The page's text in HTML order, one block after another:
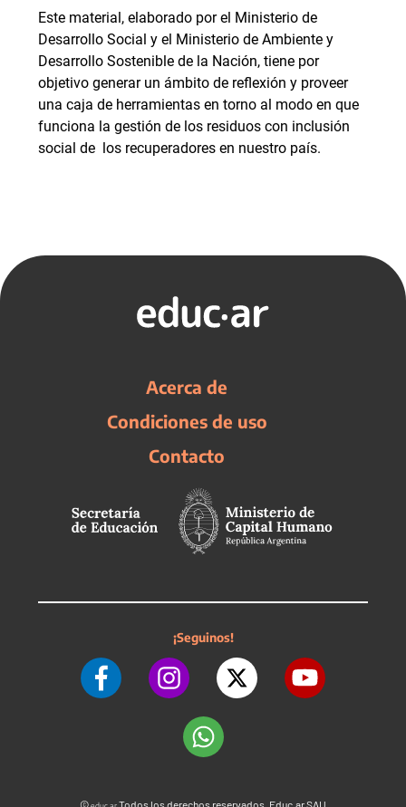
Este material, elaborado por el Ministerio de
Desarrollo Social y el Ministerio de Ambiente y
Desarrollo Sostenible de la Nación, tiene por
objetivo generar un ámbito de reflexión y proveer
una caja de herramientas en torno al modo en que
funciona la gestión de los residuos con inclusión
social de los recuperadores en nuestro país.
Acerca de
Condiciones de uso
Contacto
¡Seguinos!
© Todos los derechos reservados. Educ.ar SAU